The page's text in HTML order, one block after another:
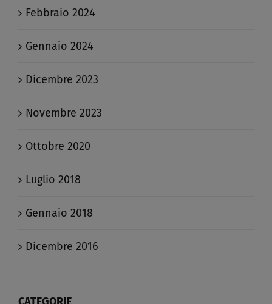
Febbraio 2024
Gennaio 2024
Dicembre 2023
Novembre 2023
Ottobre 2020
Luglio 2018
Gennaio 2018
Dicembre 2016